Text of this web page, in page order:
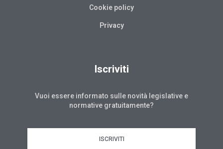
Cookie policy
Privacy
Iscriviti
Vuoi essere informato sulle novità legislative e
normative gratuitamente?
ISCRIVITI